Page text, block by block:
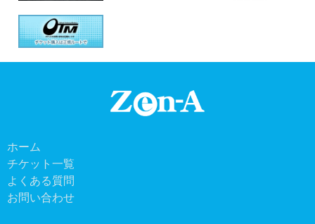
ホーム
チケット一覧
よくある質問
お問い合わせ